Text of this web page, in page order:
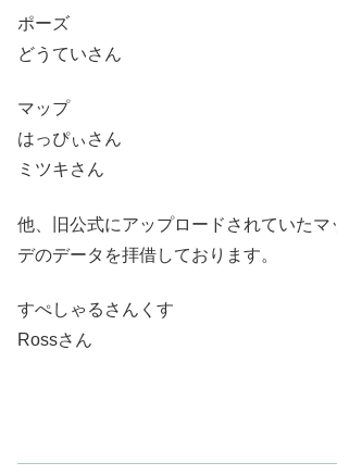
ポーズ
どうていさん
マップ
はっぴぃさん
ミツキさん
他、旧公式にアップロードされていたマ
デのデータを拝借しております。
すぺしゃるさんくす
Rossさん